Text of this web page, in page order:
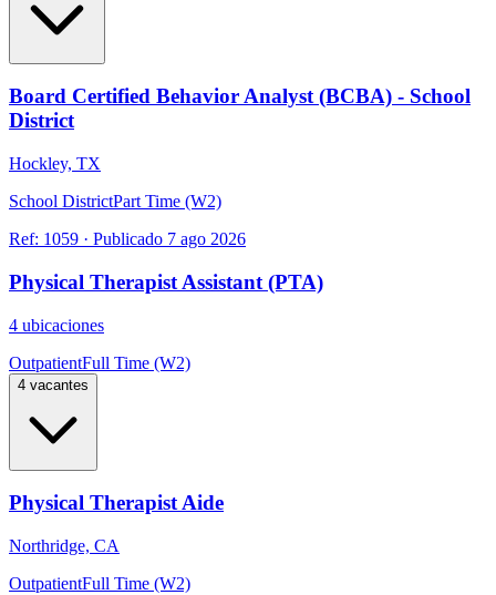
Board Certified Behavior Analyst (BCBA) - School
District
Hockley, TX
School DistrictPart Time (W2)
Ref: 1059 · Publicado 7 ago 2026
Physical Therapist Assistant (PTA)
4 ubicaciones
OutpatientFull Time (W2)
4 vacantes
Physical Therapist Aide
Northridge, CA
OutpatientFull Time (W2)